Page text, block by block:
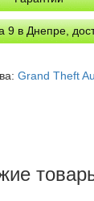
9 в Днепре,
Grand Theft